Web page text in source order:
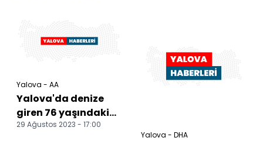
Yalova - AA
Yalova'da denize
giren 76 yaşındaki
kişi boğuldu
29 Ağustos 2023 - 17:00
Yalova - DHA